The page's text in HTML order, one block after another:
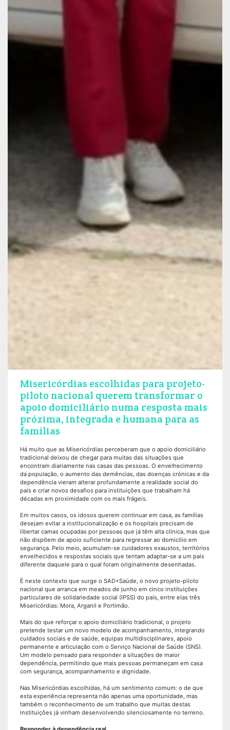
Misericórdias escolhidas para projeto-
piloto nacional querem transformar o
apoio domiciliário numa resposta mais
próxima, integrada e humana para as
famílias
Há muito que as Misericórdias perceberam que o apoio domiciliário
tradicional deixou de chegar para muitas das situações que
encontram diariamente nas casas das pessoas. O envelhecimento
da população, o aumento das demências, das doenças crónicas e da
dependência vieram alterar profundamente a realidade social do
país e criar novos desafios para instituições que trabalham há
décadas em proximidade com os mais frágeis.
Em muitos casos, os idosos querem continuar em casa, as famílias
desejam evitar a institucionalização e os hospitais precisam de
libertar camas ocupadas por pessoas que já têm alta clínica, mas que
não dispõem de apoio suficiente para regressar ao domicílio em
segurança. Pelo meio, acumulam-se cuidadores exaustos, territórios
envelhecidos e respostas sociais que tentam adaptar-se a um país
diferente daquele para o qual foram originalmente desenhadas.
É neste contexto que surge o SAD+Saúde, o novo projeto-piloto
nacional que arranca em meados de junho em cinco instituições
particulares de solidariedade social (IPSS) do país, entre elas três
Misericórdias: Mora, Arganil e Portimão.
Mais do que reforçar o apoio domiciliário tradicional, o projeto
pretende testar um novo modelo de acompanhamento, integrando
cuidados sociais e de saúde, equipas multidisciplinares, apoio
permanente e articulação com o Serviço Nacional de Saúde (SNS).
Um modelo pensado para responder a situações de maior
dependência, permitindo que mais pessoas permaneçam em casa
com segurança, acompanhamento e dignidade.
Nas Misericórdias escolhidas, há um sentimento comum: o de que
esta experiência representa não apenas uma oportunidade, mas
também o reconhecimento de um trabalho que muitas destas
instituições já vinham desenvolvendo silenciosamente no terreno.